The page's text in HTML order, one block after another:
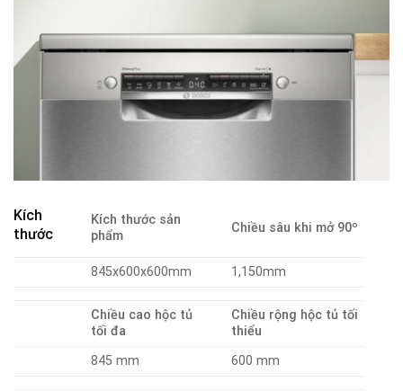
Kích
thước
Kích thước sản
phẩm
Chiều sâu khi mở 90º
845x600x600mm 1,150mm
Chiều cao hộc tủ
tối đa
Chiều rộng hộc tủ tối
thiểu
845 mm
600 mm